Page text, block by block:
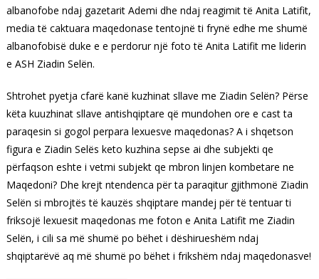
albanofobe ndaj gazetarit Ademi dhe ndaj reagimit të Anita Latifit,
media të caktuara maqedonase tentojnë ti frynë edhe me shumë
albanofobisë duke e e perdorur një foto të Anita Latifit me liderin
e ASH Ziadin Selën.
Shtrohet pyetja cfarë kanë kuzhinat sllave me Ziadin Selën? Përse
këta kuuzhinat sllave antishqiptare që mundohen ore e cast ta
paraqesin si gogol perpara lexuesve maqedonas? A i shqetson
figura e Ziadin Selës keto kuzhina sepse ai dhe subjekti qe
përfaqson eshte i vetmi subjekt qe mbron linjen kombetare ne
Maqedoni? Dhe krejt ntendenca për ta paraqitur gjithmonë Ziadin
Selën si mbrojtës të kauzës shqiptare mandej për të tentuar ti
friksojë lexuesit maqedonas me foton e Anita Latifit me Ziadin
Selën, i cili sa më shumë po bëhet i dëshirueshëm ndaj
shqiptarëvë aq më shumë po bëhet i frikshëm ndaj maqedonasve!